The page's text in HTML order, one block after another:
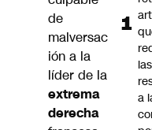
de
malversac
ión a la
líder de la
extrema
derecha
las
a